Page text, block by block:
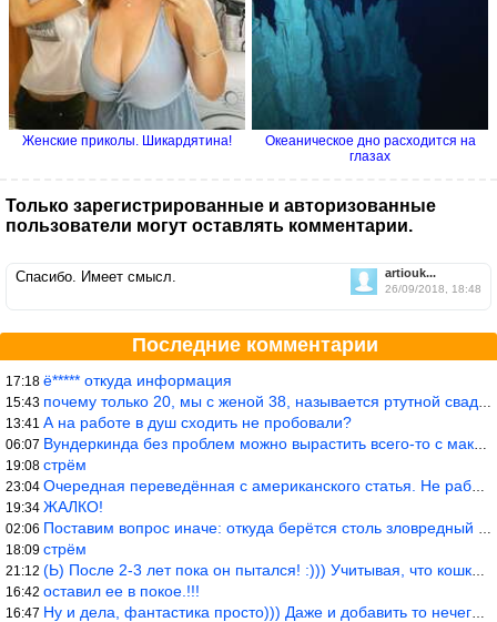
Женские приколы. Шикардятина!
Океаническое дно расходится на
глазах
Только зарегистрированные и авторизованные
пользователи могут оставлять комментарии.
artiouk...
26/09/2018, 18:48
Спасибо. Имеет смысл.
Последние комментарии
17:18 ё***** откуда информация
15:43 почему только 20, мы с женой 38, называется ртутной свадьбой, гр
13:41 А на работе в душ сходить не пробовали?
06:07 Вундеркинда без проблем можно вырастить всего-то с максимально р
19:08 стрём
23:04 Очередная переведённая с американского статья. Не работает эта ф
19:34 ЖАЛКО!
02:06 Поставим вопрос иначе: откуда берётся столь зловредный феминизм?
18:09 стрём
21:12 (Ь) После 2-3 лет пока он пытался! :))) Учитывая, что кошки 10-1
16:42 оставил ее в покое.!!!
16:47 Ну и дела, фантастика просто))) Даже и добавить то нечего…